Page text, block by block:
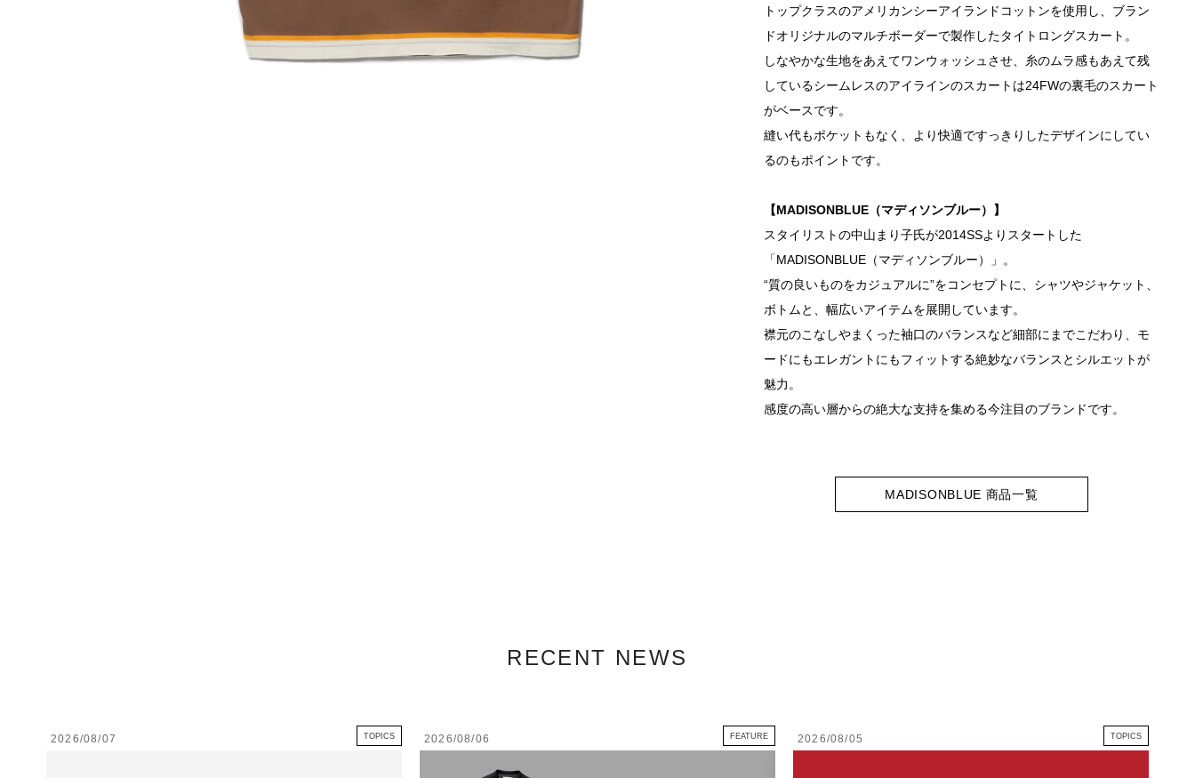
トップクラスのアメリカンシーアイランドコットンを使用し、ブラン
ドオリジナルのマルチボーダーで製作したタイトロングスカート。
しなやかな生地をあえてワンウォッシュさせ、糸のムラ感もあえて残
しているシームレスのアイラインのスカートは24FWの裏毛のスカート
がベースです。
縫い代もポケットもなく、より快適ですっきりしたデザインにしてい
るのもポイントです。
【MADISONBLUE（マディソンブルー）】
スタイリストの中山まり子氏が2014SSよりスタートした
「MADISONBLUE（マディソンブルー）」。
“質の良いものをカジュアルに”をコンセプトに、シャツやジャケット、
ボトムと、幅広いアイテムを展開しています。
襟元のこなしやまくった袖口のバランスなど細部にまでこだわり、モ
ードにもエレガントにもフィットする絶妙なバランスとシルエットが
魅力。
感度の高い層からの絶大な支持を集める今注目のブランドです。
MADISONBLUE 商品一覧
RECENT NEWS
2026/08/07 TOPICS 2026/08/06 FEATURE 2026/08/05 TOPICS